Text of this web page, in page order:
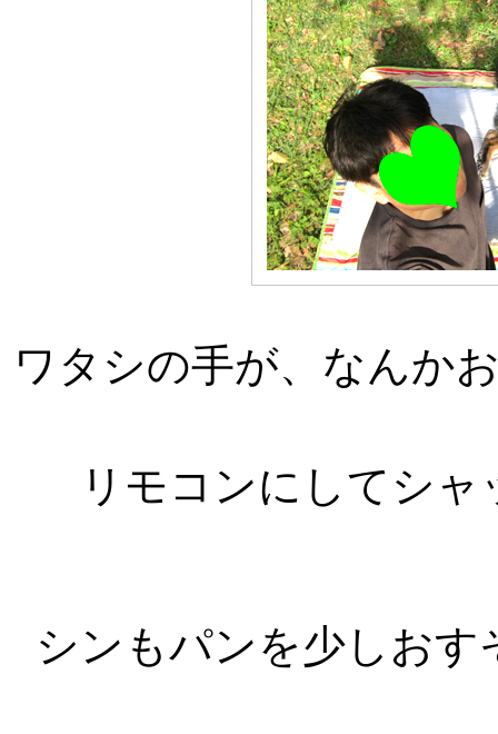
ワタシの手が、なんか
リモコンにしてシ
シンもパンを少しお